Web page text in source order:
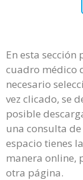
En esta sección
cuadro médico
necesario
vez clicado, se
posible
una consulta
espacio tienes
manera online,
otra página.